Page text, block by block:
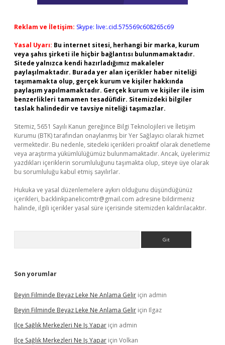
Reklam ve İletişim: Skype: live:.cid.575569c608265c69
Yasal Uyarı: Bu internet sitesi, herhangi bir marka, kurum
veya şahıs şirketi ile hiçbir bağlantısı bulunmamaktadır.
Sitede yalnızca kendi hazırladığımız makaleler
paylaşılmaktadır. Burada yer alan içerikler haber niteliği
taşımamakta olup, gerçek kurum ve kişiler hakkında
paylaşım yapılmamaktadır. Gerçek kurum ve kişiler ile isim
benzerlikleri tamamen tesadüfidir. Sitemizdeki bilgiler
taslak halindedir ve tavsiye niteliği taşımazlar.
Sitemiz, 5651 Sayılı Kanun gereğince Bilgi Teknolojileri ve İletişim
Kurumu (BTK) tarafından onaylanmış bir Yer Sağlayıcı olarak hizmet
vermektedir. Bu nedenle, sitedeki içerikleri proaktif olarak denetleme
veya araştırma yükümlülüğümüz bulunmamaktadır. Ancak, üyelerimiz
yazdıkları içeriklerin sorumluluğunu taşımakta olup, siteye üye olarak
bu sorumluluğu kabul etmiş sayılırlar.
Hukuka ve yasal düzenlemelere aykırı olduğunu düşündüğünüz
içerikleri, backlinkpanelicomtr@gmail.com adresine bildirmeniz
halinde, ilgili içerikler yasal süre içerisinde sitemizden kaldırılacaktır.
Son yorumlar
Beyin Filminde Beyaz Leke Ne Anlama Gelir için admin
Beyin Filminde Beyaz Leke Ne Anlama Gelir için Ilgaz
Ilçe Sağlık Merkezleri Ne Iş Yapar için admin
Ilçe Sağlık Merkezleri Ne Iş Yapar için Volkan